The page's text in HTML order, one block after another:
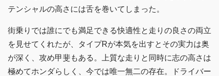
テンシャルの高さには舌を巻いてしまった。
街乗りでは誰にでも満足できる快適性と走りの良さの両立
を見せてくれたが、タイプRが本気を出すとその実力は奥
が深く、攻め甲斐もある。上質な走りと同時に志の高さは
極めてホンダらしく、今では唯一無二の存在。ドライバー